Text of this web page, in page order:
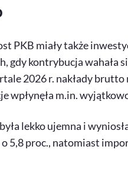
PKB miały także
gdy kontrybucja wahała
2026 r. nakłady brutto
wpłynęła m.in.
lekko ujemna i
5,8 proc., natomiast